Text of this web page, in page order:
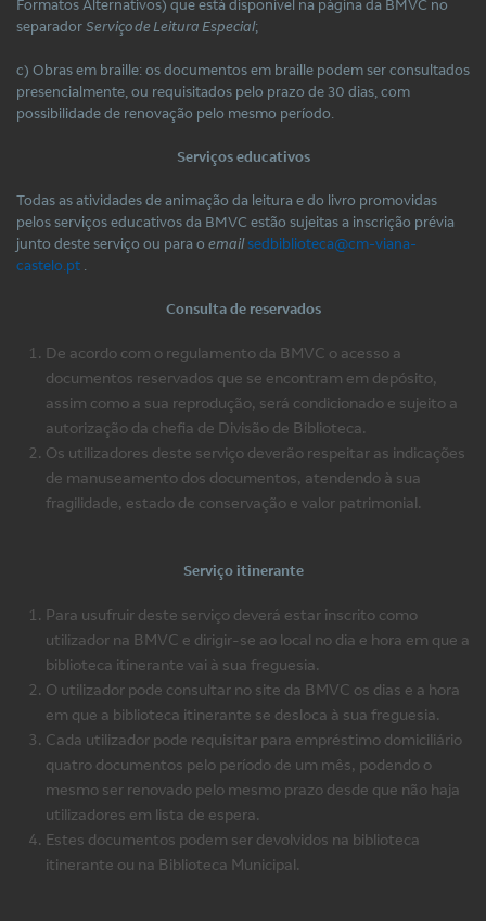
Formatos Alternativos) que está disponível na página da BMVC no
separadorServiço de Leitura Especial;
c) Obras em braille: os documentos em braille podem ser consultados
presencialmente, ou requisitados pelo prazo de 30 dias, com
possibilidade de renovação pelo mesmo período.
Serviços educativos
Todas as atividades de animação da leitura e do livro promovidas
pelos serviços educativos da BMVC estão sujeitas a inscrição prévia
junto deste serviço ou para o emailsedbiblioteca@cm-viana-
castelo.pt
Consulta de reservados
De acordo com o regulamento da BMVC o acesso a
documentos reservados que se encontram em depósito,
assim como a sua reprodução, será condicionado e sujeito a
autorização da chefia de Divisão de Biblioteca.
Os utilizadores deste serviço deverão respeitar as indicações
de manuseamento dos documentos, atendendo à sua
fragilidade, estado de conservação e valor patrimonial.
Serviço itinerante
Para usufruir deste serviço deverá estar inscrito como
utilizador na BMVC e dirigir-se ao local no dia e hora em que a
biblioteca itinerante vai à sua freguesia.
O utilizador pode consultar no site da BMVC os dias e a hora
em que a biblioteca itinerante se desloca à sua freguesia.
Cada utilizador pode requisitar para empréstimo domiciliário
quatro documentos pelo período de um mês, podendo o
mesmo ser renovado pelo mesmo prazo desde que não haja
utilizadores em lista de espera.
Estes documentos podem ser devolvidos na biblioteca
itinerante ou na Biblioteca Municipal.